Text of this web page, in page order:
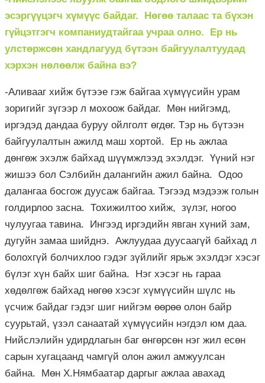
эсэргүүцэгч хүмүүс байдаг. Нөгөө талаас та бүхэн
гүйцэтгэгч компаниудтайгаа учраа олно. Ер нь
улстөржсөн хандлагууд бүтээн байгуулалтуудад
хэрхэн нөлөөлж байна вэ?
-Аливааг хийж бүтээе гэж байгаа хүмүүсийн урам
зоригийг зүгээр л мохоож байдаг. Мөн нийгэмд,
иргэдэд дандаа буруу ойлголт өгдөг. Тэр нь бүтээн
байгуулалтын ажилд маш хортой. Ер нь ажлаа
дөнгөж эхэлж байхад шүүмжлээд эхэлдэг. Үүний нэг
жишээ бол Сэлбийн далангийн ажил байна. Одоо
далангаа босгож дуусаж байгаа. Тэгээд мэдээж голын
голдирлоо засна. Тохижилтоо хийж, зүлэг, ногоо
чулуугаа тавина. Ингээд иргэдийн явган хүний зам,
дугуйн замаа шийднэ. Ажлуудаа дуусаагүй байхад л
болохгүй болчихлоо гэдэг зүйлийг ярьж эхэлдэг хэсэг
бүлэг хүн байх шиг байна. Нэг хэсэг нь гараа
хөдөлгөж байхад нөгөө хэсэг хүмүүсийн шүлс нь
үсчиж байдаг гэдэг шиг нийгэм өөрөө олон байр
суурьтай, үзэл санаатай хүмүүсийн нэгдэл юм даа.
Нийслэлийн удирдлагын баг өнгөрсөн нэг жил есөн
сарын хугацаанд чамгүй олон ажил амжуулсан
байна. Мөн Х.Нямбаатар даргыг ажлаа авахад